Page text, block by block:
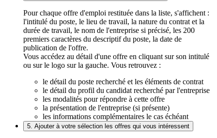
Pour chaque offre d'emploi restituée dans la liste, s'affichent :
l'intitulé du poste, le lieu de travail, la nature du contrat et la
durée de travail, le nom de l'entreprise si précisé, les 200
premiers caractères du descriptif du poste, la date de
publication de l'offre.
Vous accédez au détail d'une offre en cliquant sur son intitulé
ou sur le logo sur la gauche. Vous retrouvez :
le détail du poste recherché et les éléments de contrat
le détail du profil du candidat recherché par l'entreprise
les modalités pour répondre à cette offre
la présentation de l'entreprise (si présente)
les informations complémentaires le cas échéant
5. Ajouter à votre sélection les offres qui vous intéressent